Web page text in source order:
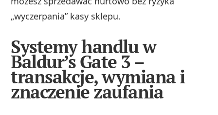
„wyczerpania” kasy sklepu.
Systemy handlu w
Baldur’s Gate 3 –
transakcje, wymiana i
znaczenie zaufania